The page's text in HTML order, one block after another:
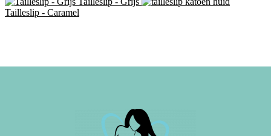
Tailleslip - Caramel